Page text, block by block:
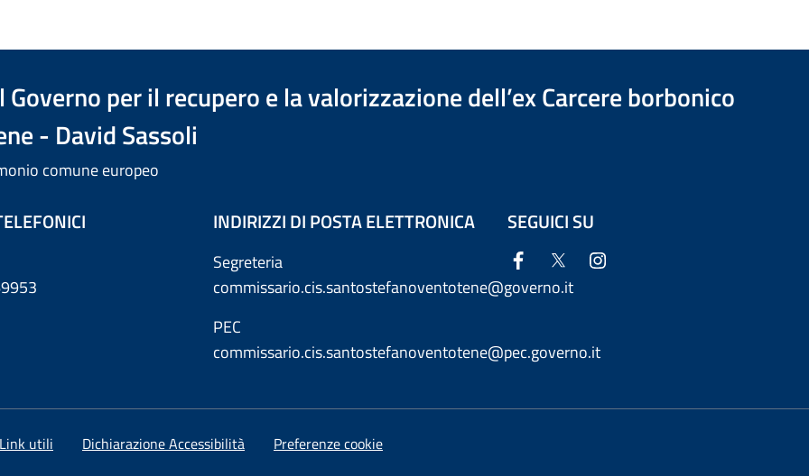
per il recupero e la valorizzazione dell’ex Carcere borbonico
- David Sassoli
comune europeo
INDIRIZZI DI POSTA ELETTRONICA
Segreteria
commissario.cis.santostefanoventotene@governo.it
PEC
commissario.cis.santostefanoventotene@pec.governo.it
SEGUICI SU
Link utili Dichiarazione Accessibilità Preferenze cookie